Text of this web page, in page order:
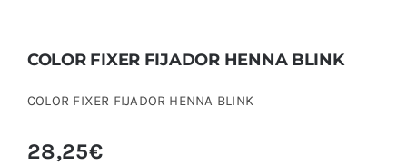
COLOR FIXER FIJADOR HENNA BLINK
COLOR FIXER FIJADOR HENNA BLINK
28,25€